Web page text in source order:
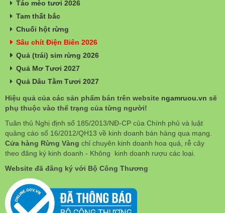
Táo mèo tươi 2026
Tam thất bắc
Chuối hột rừng
Sâu chít Điện Biên 2026
Quả (trái) sim rừng 2026
Quả Mơ Tươi 2027
Quả Dâu Tằm Tươi 2027
Hiệu quả của các sản phẩm bán trên website ngamruou.vn sẽ
phụ thuộc vào thể trạng của từng người!
Tuân thủ Nghị định số 185/2013/NĐ-CP của Chính phủ và luật
quảng cáo số 16/2012/QH13 về kinh doanh bán hàng qua mạng.
Cửa hàng Rừng Vàng chỉ chuyên kinh doanh hoa quả, rễ cây
theo đăng ký kinh doanh - Không kinh doanh rượu các loại.
Website đã đăng ký với Bộ Công Thương